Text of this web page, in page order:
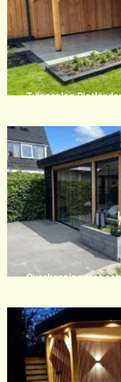
Tuinaanleg
Overkapping met